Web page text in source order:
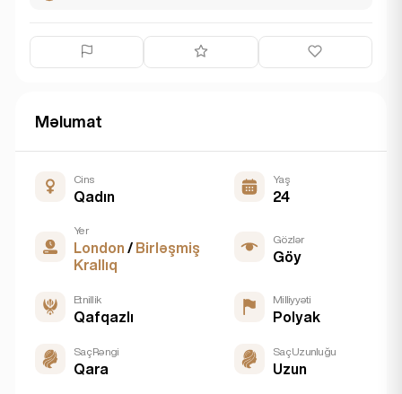
Məlumat
Cins
Qadın
Yaş
24
Yer
London / Birləşmiş
Krallıq
Gözlər
Göy
Etnillik
Qafqazlı
Milliyyəti
Polyak
Saç Rəngi
Qara
Saç Uzunluğu
Uzun